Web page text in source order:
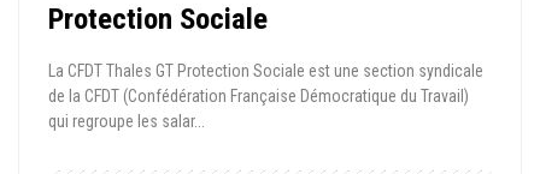
Protection Sociale
La CFDT Thales GT Protection Sociale est une section syndicale
de la CFDT (Confédération Française Démocratique du Travail)
qui regroupe les salar...